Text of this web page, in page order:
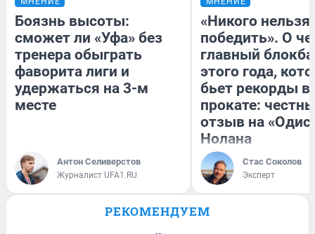
Боязнь высоты:
сможет ли «Уфа» без
тренера обыграть
фаворита лиги и
удержаться на 3-м
месте
Антон Селиверстов
Журналист UFA1.RU
«Никого нельзя
победить». О
главный
этого года,
бьет рекорды в
прокате:
отзыв на
Нолана
Стас Соколов
Эксперт
РЕКОМЕНДУЕМ